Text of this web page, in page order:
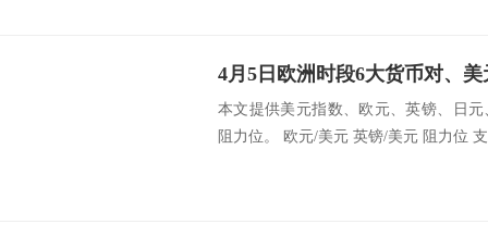
本文提供美元指数、欧元、英镑、日
阻力位。 欧元/美元 英镑/美元 阻力位